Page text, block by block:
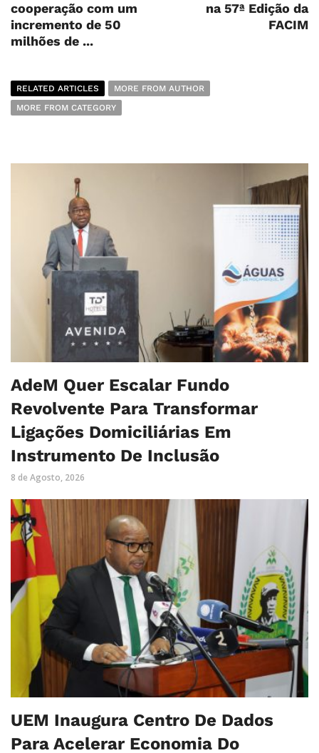
cooperação com um
incremento de 50
milhões de ...
na 57ª Edição da
FACIM
RELATED ARTICLES
MORE FROM AUTHOR
MORE FROM CATEGORY
AdeM Quer Escalar Fundo
Revolvente Para Transformar
Ligações Domiciliárias Em
Instrumento De Inclusão
8 de Agosto, 2026
UEM Inaugura Centro De Dados
Para Acelerar Economia Do